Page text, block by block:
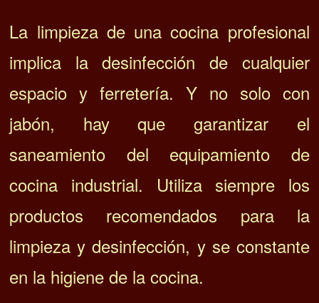
La limpieza de una cocina profesional
implica la desinfección de cualquier
espacio y ferretería. Y no solo con
jabón, hay que garantizar el
saneamiento del equipamiento de
cocina industrial. Utiliza siempre los
productos recomendados para la
limpieza y desinfección, y se constante
en la higiene de la cocina.